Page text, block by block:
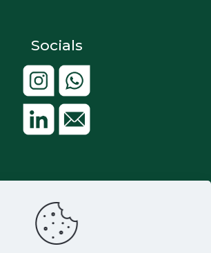
Socials